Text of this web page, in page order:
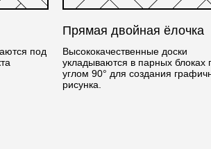
Прямая двойная ёлочка
Высококачественные доски
укладываются в парных блоках
углом 90° для создания
рисунка.
под